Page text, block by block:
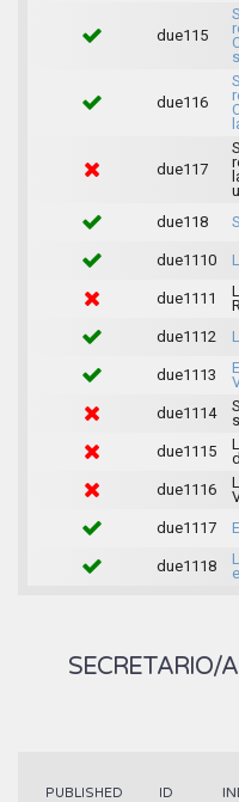
due115
due116
due117
due118
due1110
due1111
due1112
due1113
due1114
due1115
due1116
due1117
due1118
SECRETARIO/
PUBLISHED ID